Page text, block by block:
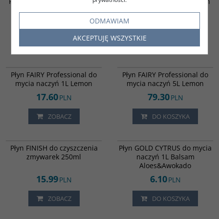
900ml Mięta
900ml Rumianek
Płyn FAIRY Professional do
mycia naczyń 1L Lemon
17.60PLN
ZOBACZ
Płyn FAIRY Professional do
mycia naczyń 5L Lemon
79.30PLN
DO KOSZYKA
Płyn FINISH do czyszczenia
zmywarek 250ml
15.99PLN
ZOBACZ
Płyn GOLD CYTRUS do mycia
naczyń 1L Balsam
Aloes&Awokado
6.10PLN
DO KOSZYKA
ODMAWIAM
AKCEPTUJĘ WSZYSTKIE